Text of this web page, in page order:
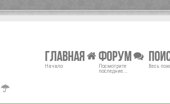
Главная
Начало
Форум
Посмотрите
последние...
Весь